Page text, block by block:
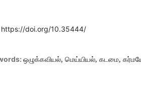
https://doi.org/10.35444/
ஒழுக்கவியல், மெய்யியல், கடமை,